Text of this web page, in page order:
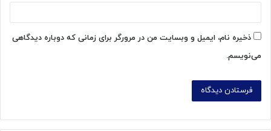
ذخیره نام، ایمیل و وبسایت من در مرورگر برای زمانی که دوباره دیدگاهی
می‌نویسم.